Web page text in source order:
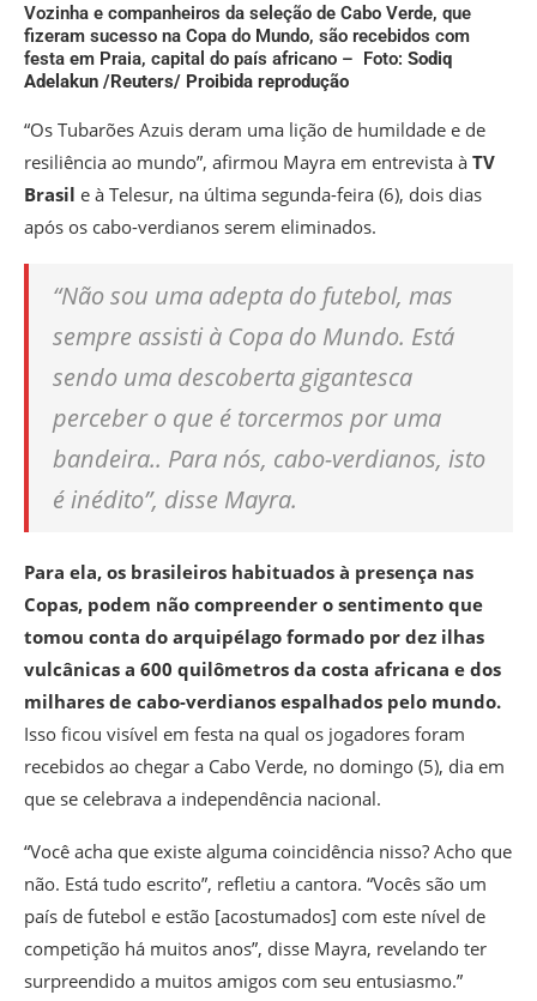
Vozinha e companheiros da seleção de Cabo Verde, que
fizeram sucesso na Copa do Mundo, são recebidos com
festa em Praia, capital do país africano – Foto: Sodiq
Adelakun /Reuters/ Proibida reprodução
“Os Tubarões Azuis deram uma lição de humildade e de
resiliência ao mundo”, afirmou Mayra em entrevista à TV
Brasil e à Telesur, na última segunda-feira (6), dois dias
após os cabo-verdianos serem eliminados.
“Não sou uma adepta do futebol, mas
sempre assisti à Copa do Mundo. Está
sendo uma descoberta gigantesca
perceber o que é torcermos por uma
bandeira.. Para nós, cabo-verdianos, isto
é inédito”, disse Mayra.
Para ela, os brasileiros habituados à presença nas
Copas, podem não compreender o sentimento que
tomou conta do arquipélago formado por dez ilhas
vulcânicas a 600 quilômetros da costa africana e dos
milhares de cabo-verdianos espalhados pelo mundo.
Isso ficou visível em festa na qual os jogadores foram
recebidos ao chegar a Cabo Verde, no domingo (5), dia em
que se celebrava a independência nacional.
“Você acha que existe alguma coincidência nisso? Acho que
não. Está tudo escrito”, refletiu a cantora. “Vocês são um
país de futebol e estão [acostumados] com este nível de
competição há muitos anos”, disse Mayra, revelando ter
surpreendido a muitos amigos com seu entusiasmo.”